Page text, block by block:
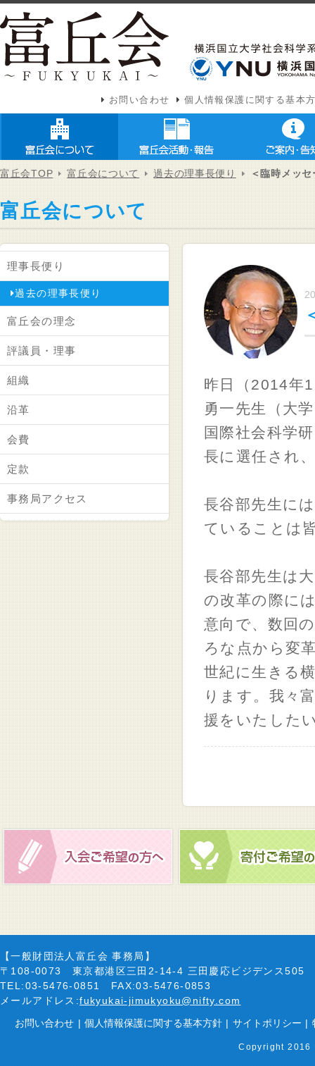
お問い合わせ 個人情報保護に関する基本
富丘会TOP 富丘会について 過去の理事長便り ＜臨時メッ
富丘会について
理事長便り
過去の理事長便り
富丘会の理念
評議員・理事
組織
沿革
会費
定款
事務局アクセス
昨日（2014年
勇一先生（大
国際社会科学
長に選任され
長谷部先生に
ていることは
長谷部先生は
の改革の際に
意向で、数回
ろな点から変
世紀に生きる
ります。我々
援をいたした
【一般財団法人富丘会 事務局】
〒108-0073 東京都港区三田2-14-4 三田慶応ビジデンス505
TEL:03-5476-0851 FAX:03-5476-0853
メールアドレス:fukyukai-jimukyoku@nifty.com
お問い合わせ | 個人情報保護に関する基本方針 | サイトポリシー |
Copyright 2016